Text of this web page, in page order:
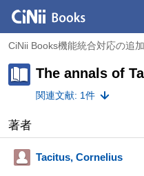
CiNii Books機能統合対応の追
The annals of
関連文献: 1件
著者
Tacitus, Cornelius